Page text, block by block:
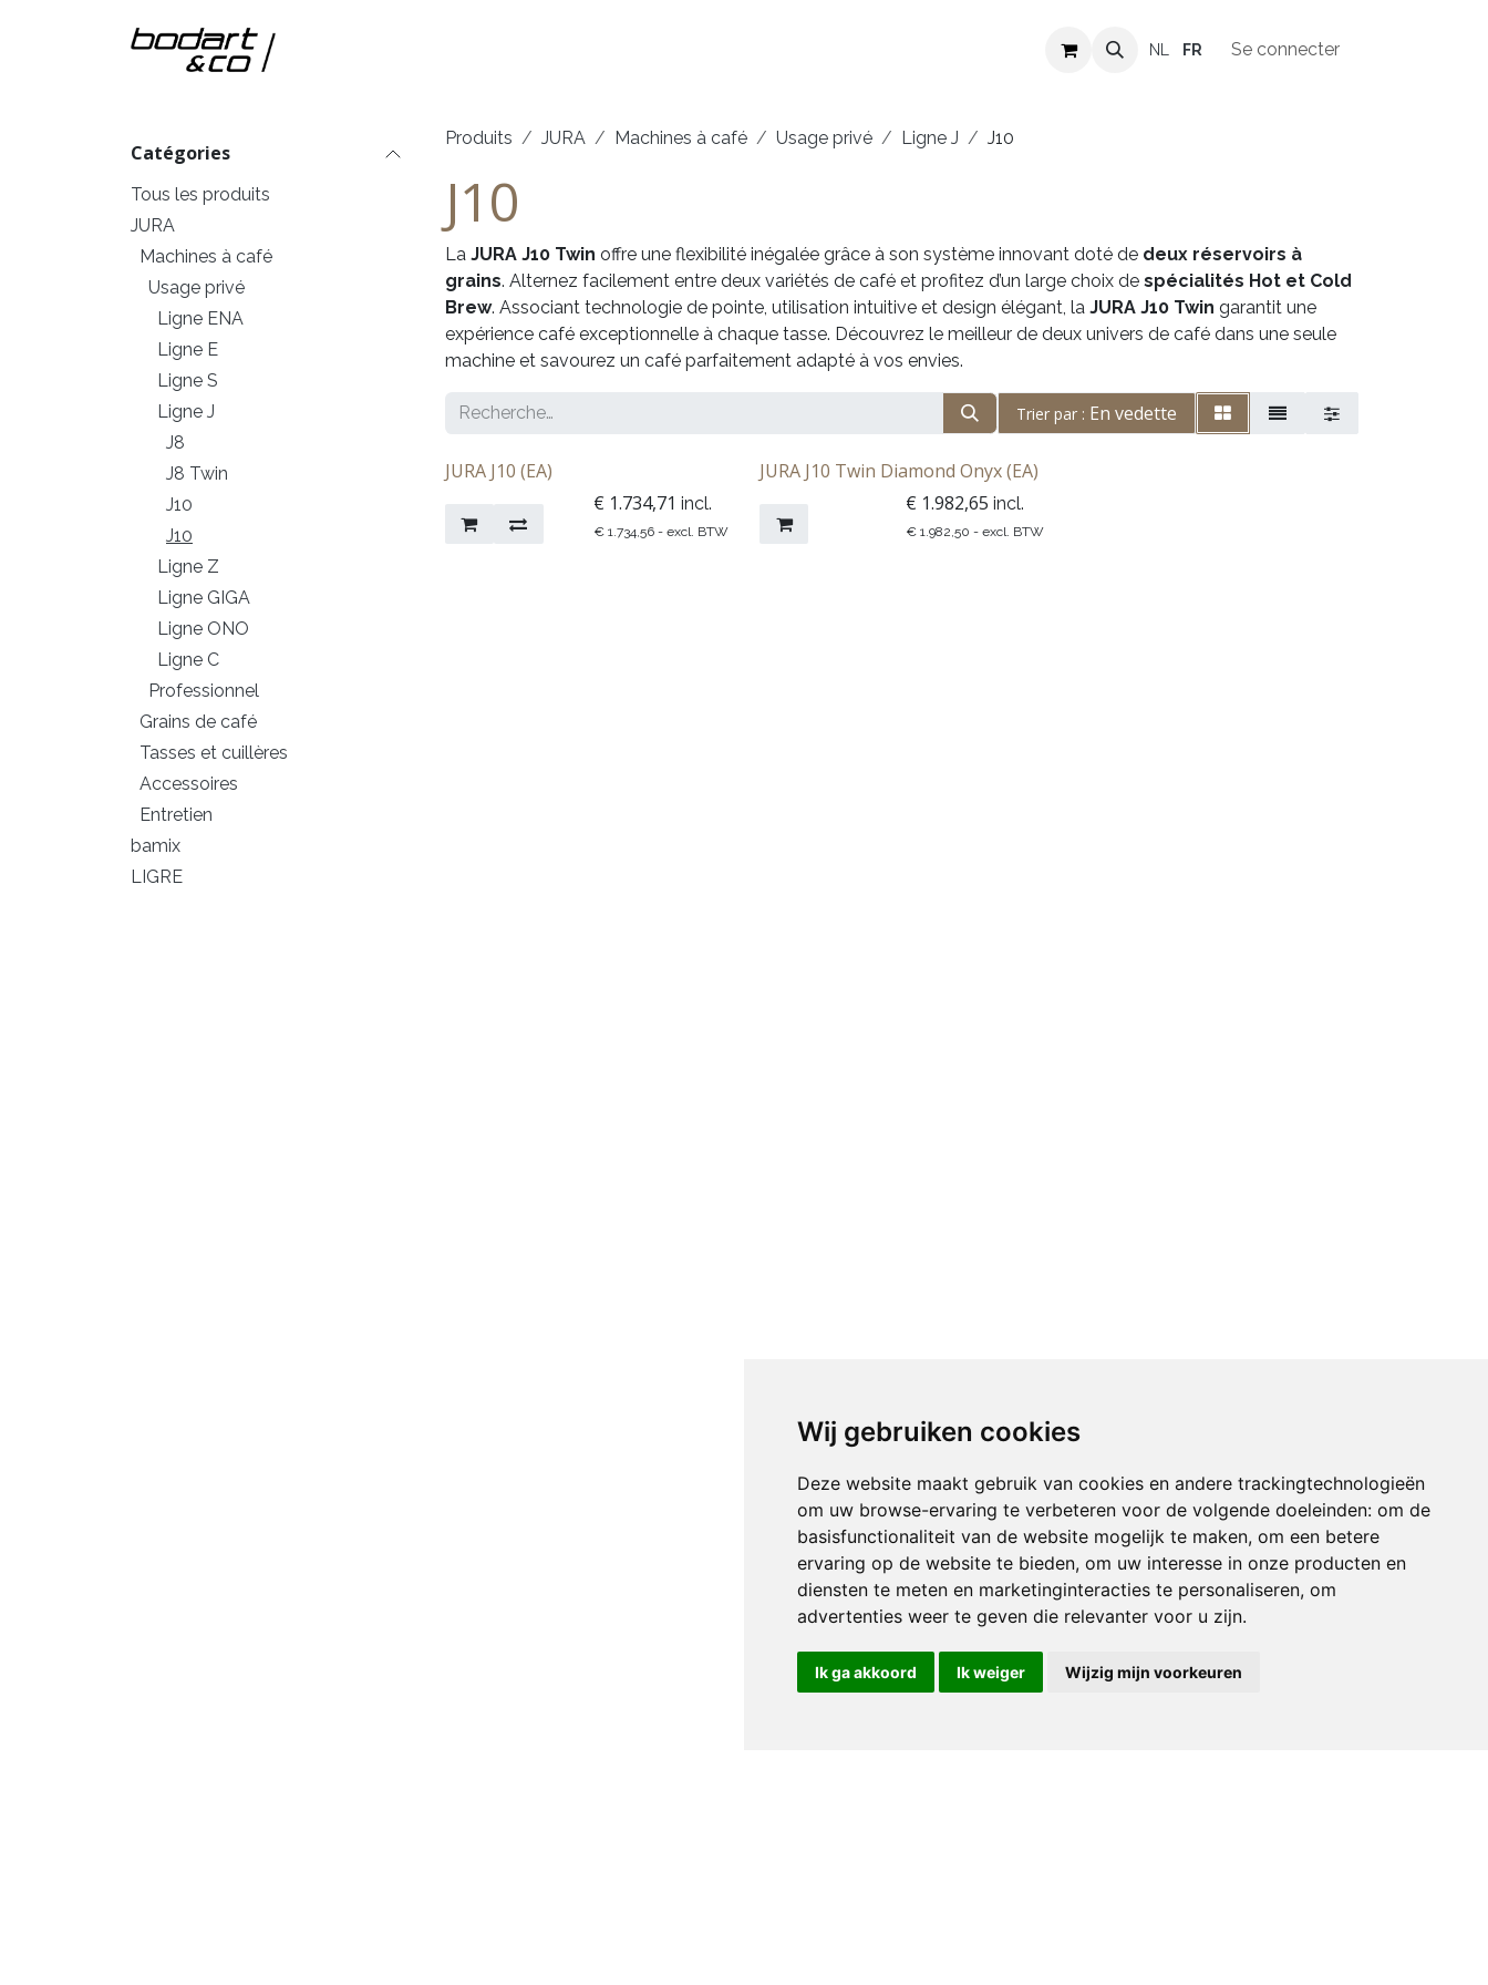
Wij gebruiken cookies
Deze website maakt gebruik van cookies en andere trackingtechnologieën
om uw browse-ervaring te verbeteren voor de volgende doeleinden: om de
basisfunctionaliteit van de website mogelijk te maken, om een betere
ervaring op de website te bieden, om uw interesse in onze producten en
diensten te meten en marketinginteracties te personaliseren, om
advertenties weer te geven die relevanter voor u zijn.
Ik ga akkoord Ik weiger Wijzig mijn voorkeuren
Revendeurs Offres d'emploi
NL FR Se connecter
Catégories
Tous les produits
JURA
Machines à café
Usage privé
Ligne ENA
Ligne E
Ligne S
Ligne J
J8
J8 Twin
J10
J10
Ligne Z
Ligne GIGA
Ligne ONO
Ligne C
Professionnel
Grains de café
Tasses et cuillères
Accessoires
Entretien
bamix
LIGRE
Produits JURA Machines à café Usage privé Ligne J J10
J10
La JURA J10 Twin offre une flexibilité inégalée grâce à son système innovant doté de deux réservoirs à
grains. Alternez facilement entre deux variétés de café et profitez d’un large choix de spécialités Hot et Cold
Brew. Associant technologie de pointe, utilisation intuitive et design élégant, la JURA J10 Twin garantit une
expérience café exceptionnelle à chaque tasse. Découvrez le meilleur de deux univers de café dans une seule
machine et savourez un café parfaitement adapté à vos envies.
Trier par : En vedette
JURA J10 (EA)
€ 1.734,71 incl.
€1.734,56 - excl. BTW
JURA J10 Twin Diamond Onyx (EA)
€ 1.982,65 incl.
€ 1.982,50 - excl. BTW